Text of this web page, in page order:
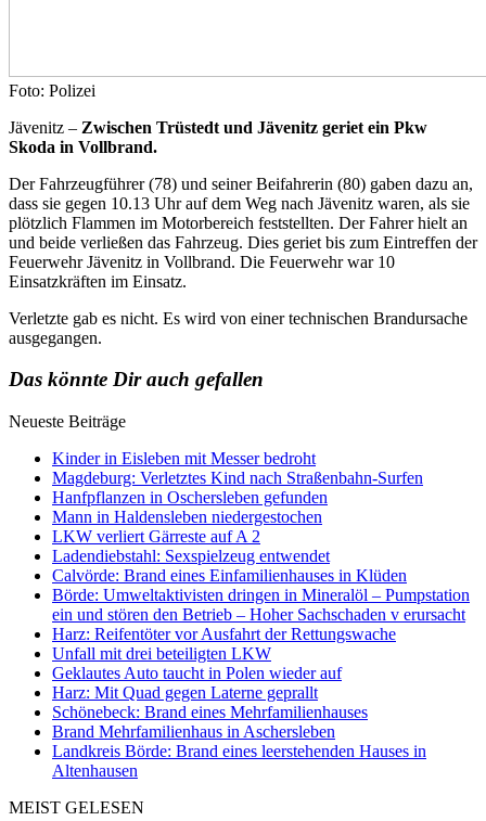
Foto: Polizei
Jävenitz – Zwischen Trüstedt und Jävenitz geriet ein Pkw
Skoda in Vollbrand.
Der Fahrzeugführer (78) und seiner Beifahrerin (80) gaben dazu an,
dass sie gegen 10.13 Uhr auf dem Weg nach Jävenitz waren, als sie
plötzlich Flammen im Motorbereich feststellten. Der Fahrer hielt an
und beide verließen das Fahrzeug. Dies geriet bis zum Eintreffen der
Feuerwehr Jävenitz in Vollbrand. Die Feuerwehr war 10
Einsatzkräften im Einsatz.
Verletzte gab es nicht. Es wird von einer technischen Brandursache
ausgegangen.
Das könnte Dir auch gefallen
Neueste Beiträge
Kinder in Eisleben mit Messer bedroht
Magdeburg: Verletztes Kind nach Straßenbahn-Surfen
Hanfpflanzen in Oschersleben gefunden
Mann in Haldensleben niedergestochen
LKW verliert Gärreste auf A 2
Ladendiebstahl: Sexspielzeug entwendet
Calvörde: Brand eines Einfamilienhauses in Klüden
Börde: Umweltaktivisten dringen in Mineralöl – Pumpstation
ein und stören den Betrieb – Hoher Sachschaden v erursacht
Harz: Reifentöter vor Ausfahrt der Rettungswache
Unfall mit drei beteiligten LKW
Geklautes Auto taucht in Polen wieder auf
Harz: Mit Quad gegen Laterne geprallt
Schönebeck: Brand eines Mehrfamilienhauses
Brand Mehrfamilienhaus in Aschersleben
Landkreis Börde: Brand eines leerstehenden Hauses in
Altenhausen
MEIST GELESEN